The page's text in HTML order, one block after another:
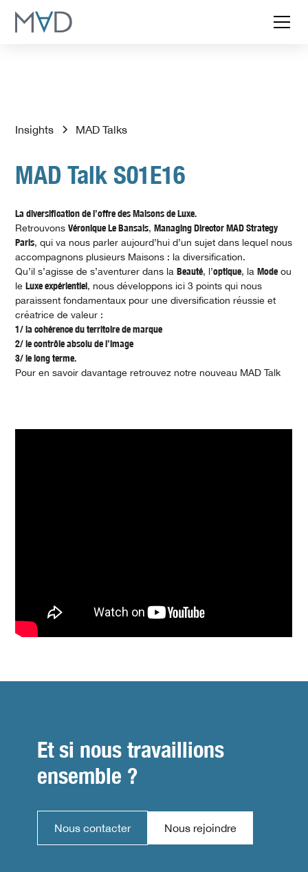
Insights MAD Talks
MAD Talk S01E16
La diversification de l’offre des Maisons de Luxe.
RetrouvonsVéronique Le Bansais,Managing Director MAD Strategy
Paris, qui va nous parler aujourd’hui d’un sujet dans lequel nous
accompagnons plusieurs Maisons : la diversification.
Qu’il s’agisse de s’aventurer dans laBeauté, l’optique, laModeou
leLuxe expérientiel, nous développons ici 3 points qui nous
paraissent fondamentaux pour une diversification réussie et
créatrice de valeur :
1/ la cohérence du territoire de marque
2/ le contrôle absolu de l’image
3/ le long terme.
Pour en savoir davantage retrouvez notre nouveau MAD Talk
Et si nous travaillions
ensemble ?
Nous contacter Nous rejoindre